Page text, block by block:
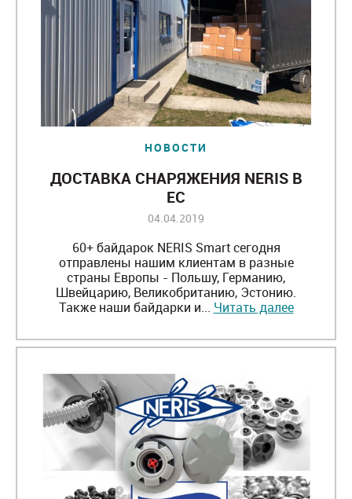
НОВОСТИ
ДОСТАВКА СНАРЯЖЕНИЯ NERIS В
ЕС
04.04.2019
60+ байдарок NERIS Smart сегодня
отправлены нашим клиентам в разные
страны Европы - Польшу, Германию,
Швейцарию, Великобританию, Эстонию.
Также наши байдарки и... Читать далее